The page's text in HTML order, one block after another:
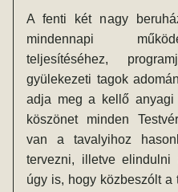
A fenti két nagy
mindennapi
teljesítéséhez,
gyülekezeti tagok
adja meg a kellő anyagi
köszönet minden
van a tavalyihoz
tervezni, illetve elindulni
úgy is, hogy közbeszólt a